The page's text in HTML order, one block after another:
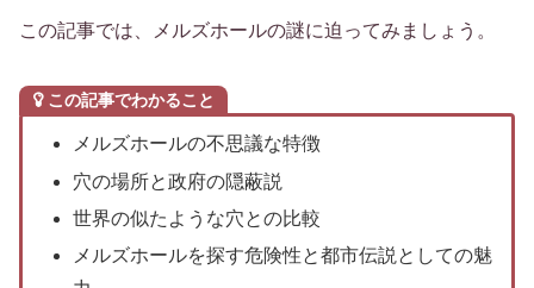
この記事では、メルズホールの謎に迫ってみましょう。
この記事でわかること
メルズホールの不思議な特徴
穴の場所と政府の隠蔽説
世界の似たような穴との比較
メルズホールを探す危険性と都市伝説としての魅